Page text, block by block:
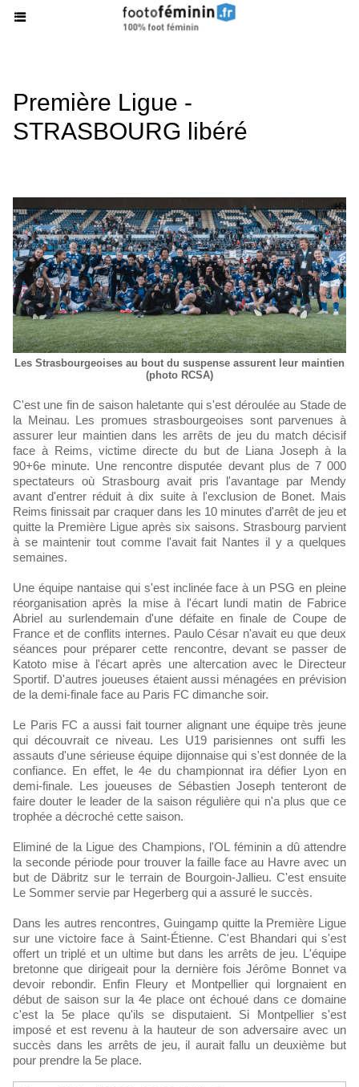
Première Ligue -
STRASBOURG libéré
Les Strasbourgeoises au bout du suspense assurent leur maintien
(photo RCSA)
C'est une fin de saison haletante qui s'est déroulée au Stade de
la Meinau. Les promues strasbourgeoises sont parvenues à
assurer leur maintien dans les arrêts de jeu du match décisif
face à Reims, victime directe du but de Liana Joseph à la
90+6e minute. Une rencontre disputée devant plus de 7 000
spectateurs où Strasbourg avait pris l'avantage par Mendy
avant d'entrer réduit à dix suite à l'exclusion de Bonet. Mais
Reims finissait par craquer dans les 10 minutes d'arrêt de jeu et
quitte la Première Ligue après six saisons. Strasbourg parvient
à se maintenir tout comme l'avait fait Nantes il y a quelques
semaines.
Une équipe nantaise qui s'est inclinée face à un PSG en pleine
réorganisation après la mise à l'écart lundi matin de Fabrice
Abriel au surlendemain d'une défaite en finale de Coupe de
France et de conflits internes. Paulo César n'avait eu que deux
séances pour préparer cette rencontre, devant se passer de
Katoto mise à l'écart après une altercation avec le Directeur
Sportif. D'autres joueuses étaient aussi ménagées en prévision
de la demi-finale face au Paris FC dimanche soir.
Le Paris FC a aussi fait tourner alignant une équipe très jeune
qui découvrait ce niveau. Les U19 parisiennes ont suffi les
assauts d'une sérieuse équipe dijonnaise qui s'est donnée de la
confiance. En effet, le 4e du championnat ira défier Lyon en
demi-finale. Les joueuses de Sébastien Joseph tenteront de
faire douter le leader de la saison régulière qui n'a plus que ce
trophée a décroché cette saison.
Eliminé de la Ligue des Champions, l'OL féminin a dû attendre
la seconde période pour trouver la faille face au Havre avec un
but de Däbritz sur le terrain de Bourgoin-Jallieu. C'est ensuite
Le Sommer servie par Hegerberg qui a assuré le succès.
Dans les autres rencontres, Guingamp quitte la Première Ligue
sur une victoire face à Saint-Étienne. C'est Bhandari qui s'est
offert un triplé et un ultime but dans les arrêts de jeu. L'équipe
bretonne que dirigeait pour la dernière fois Jérôme Bonnet va
devoir rebondir. Enfin Fleury et Montpellier qui lorgnaient en
début de saison sur la 4e place ont échoué dans ce domaine
c'est la 5e place qu'ils se disputaient. Si Montpellier s'est
imposé et est revenu à la hauteur de son adversaire avec un
succès dans les arrêts de jeu, il aurait fallu un deuxième but
pour prendre la 5e place.